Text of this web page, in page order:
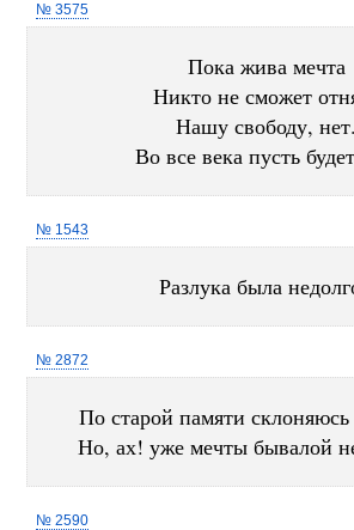
№ 3575
Пока жива мечта
Никто не сможет
Нашу свободу, нет.
Во все века пусть
№ 1543
Разлука была
№ 2872
По старой памяти
Но, ах! уже мечты бывалой
№ 2590